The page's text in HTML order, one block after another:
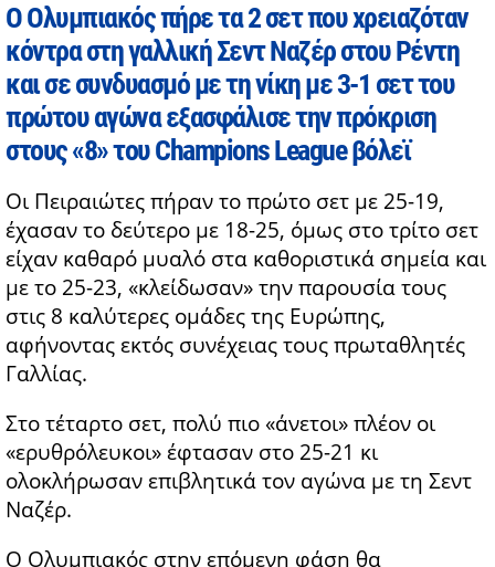
Ο Ολυμπιακός πήρε τα 2 σετ που χρειαζόταν
κόντρα στη γαλλική Σεντ Ναζέρ στου Ρέντη
και σε συνδυασμό με τη νίκη με 3-1 σετ του
πρώτου αγώνα εξασφάλισε την πρόκριση
στους «8» του Champions League βόλεϊ
Οι Πειραιώτες πήραν το πρώτο σετ με 25-19,
έχασαν το δεύτερο με 18-25, όμως στο τρίτο σετ
είχαν καθαρό μυαλό στα καθοριστικά σημεία και
με το 25-23, «κλείδωσαν» την παρουσία τους
στις 8 καλύτερες ομάδες της Ευρώπης,
αφήνοντας εκτός συνέχειας τους πρωταθλητές
Γαλλίας.
Στο τέταρτο σετ, πολύ πιο «άνετοι» πλέον οι
«ερυθρόλευκοι» έφτασαν στο 25-21 κι
ολοκλήρωσαν επιβλητικά τον αγώνα με τη Σεντ
Ναζέρ.
Ο Ολυμπιακός στην επόμενη φάση θα